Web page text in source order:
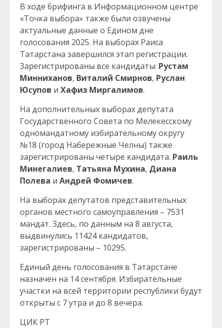
В ходе брифинга в Информационном центре
«Точка выбора» также были озвучены
актуальные данные о Едином дне
голосования 2025. На выборах Раиса
Татарстана завершился этап регистрации.
Зарегистрированы все кандидаты: Рустам
Минниханов, Виталий Смирнов, Руслан
Юсупов и Хафиз Миргалимов.
На дополнительных выборах депутата
Государственного Совета по Мелекесскому
одномандатному избирательному округу
№18 (город Набережные Челны) также
зарегистрированы четыре кандидата: Раиль
Минегалиев, Татьяна Мухина, Диана
Полева и Андрей Фомичев.
На выборах депутатов представительных
органов местного самоуправления – 7531
мандат. Здесь, по данным на 8 августа,
выдвинулись 11424 кандидатов,
зарегистрированы – 10295.
Единый день голосования в Татарстане
назначен на 14 сентября. Избирательные
участки на всей территории республики будут
открыты с 7 утра и до 8 вечера.
ЦИК РТ